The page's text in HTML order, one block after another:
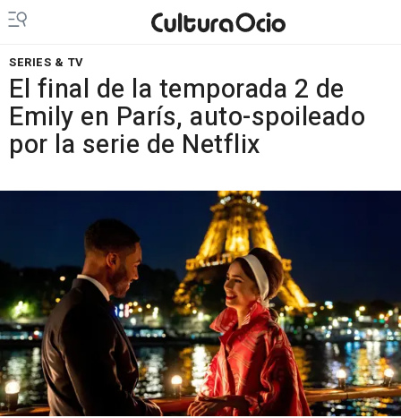
SERIES & TV
El final de la temporada 2 de
Emily en París, auto-spoileado
por la serie de Netflix